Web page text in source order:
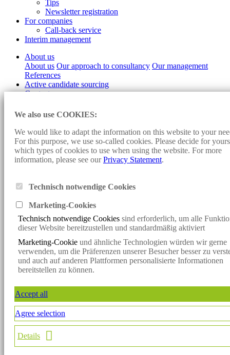
Tips
Newsletter registration
For companies
Call-back service
Interim management
About us
About us Our approach to consultancy Our management
References
Active candidate sourcing
Contact
Imprint
Cookie-settings
Design and programming: Konzept fünf- Sunjob Consult:
Personnel Consulting, Headhunter, Executive Search, Direct Search,
Direct Search, Consulting, Personnel Search, Interim Management,
Energies, Solar Energy, Wind Energy, Bioenergy
Klicken Sie hier, um mit uns per WhatsApp in Kontakt zu treten
Klicken Sie hier, um mit uns per WhatsApp in Kontakt zu treten
Verpassen Sie keine spannende
Vakanz mehr!
Jetzt den Sunjob-Newsletter abonnieren und die neuesten Vakanzen
direkt per
E-Mail erhalten.
Jetzt anmelden
Newsletter
Starten Sie einen WhatsApp Chat
We also use COOKIES:
We would like to adapt the information on this website to your
For this purpose, we use so-called cookies. Please decide for
which types of cookies to use when using the website. For more
information, please see ourPrivacy Statement.
Technisch notwendige Cookies
Marketing-Cookies
Technisch notwendige Cookies sind erforderlich, um alle
dieser Website bereitzustellen und standardmäßig aktiviert
Marketing-Cookie und ähnliche Technologien würden wir gerne
verwenden, um die Präferenzen unserer Besucher besser zu
und auch auf anderen Plattformen personalisierte Informationen
bereitstellen zu können.
Accept all
Agree selection
Details